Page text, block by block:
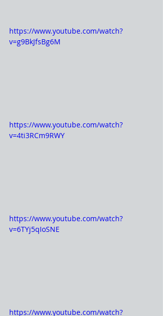
https://www.youtube.com/watch?
v=g9BkJfsBg6M
https://www.youtube.com/watch?
v=4ti3RCm9RWY
https://www.youtube.com/watch?
v=6TYj5qIoSNE
https://www.youtube.com/watch?